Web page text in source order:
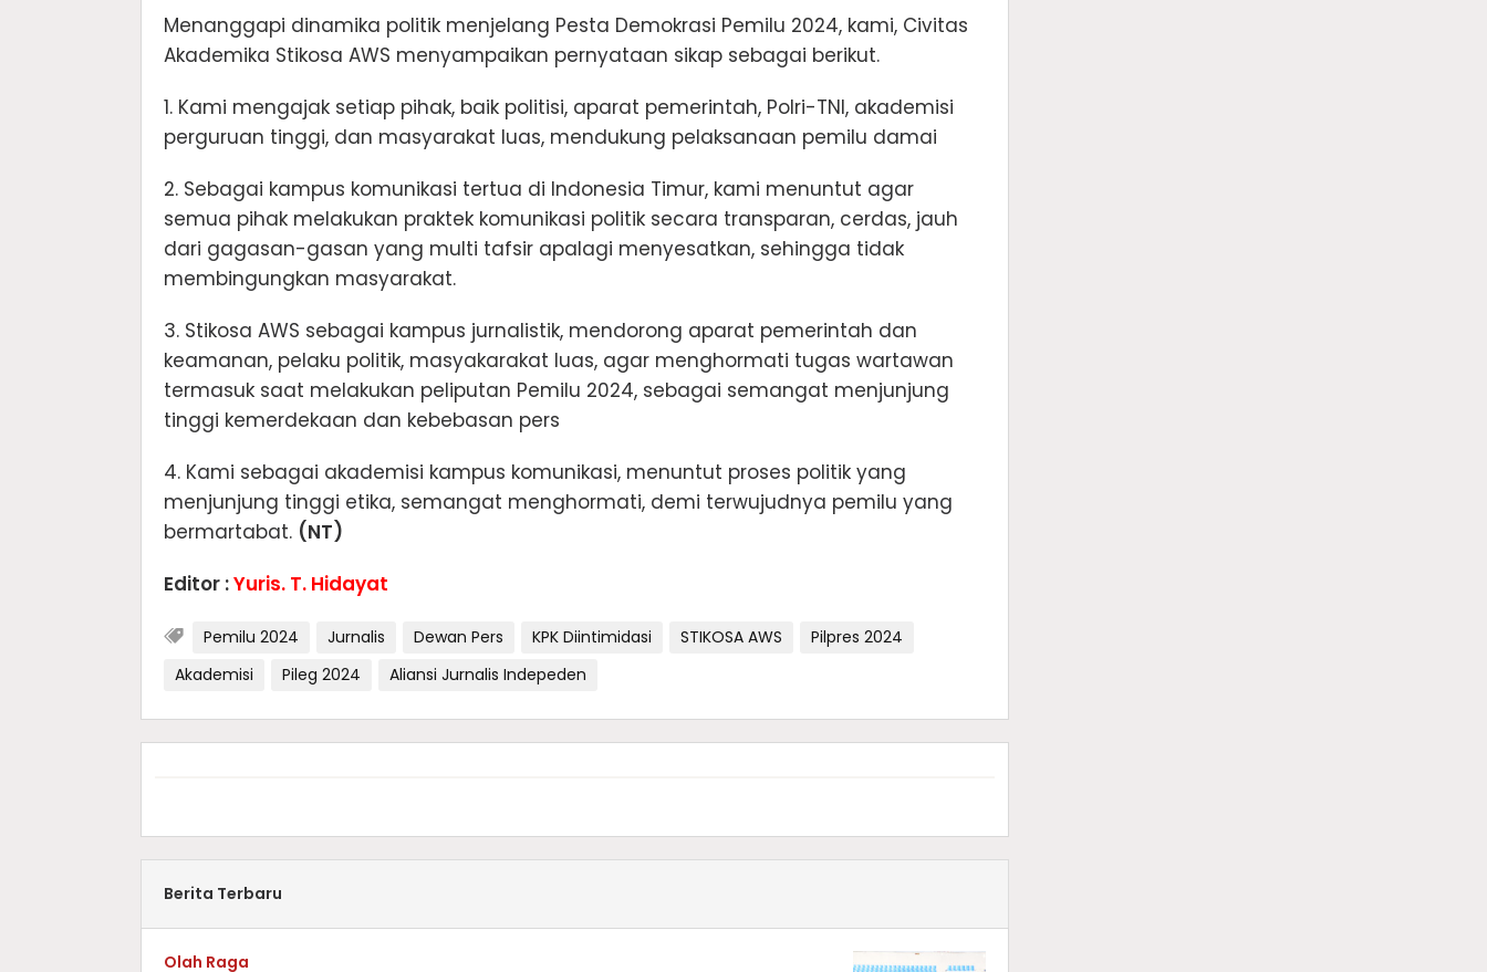
Menanggapi dinamika politik menjelang Pesta Demokrasi Pemilu 2024, kami, Civitas
Akademika Stikosa AWS menyampaikan pernyataan sikap sebagai berikut.
1. Kami mengajak setiap pihak, baik politisi, aparat pemerintah, Polri-TNI, akademisi
perguruan tinggi, dan masyarakat luas, mendukung pelaksanaan pemilu damai
2. Sebagai kampus komunikasi tertua di Indonesia Timur, kami menuntut agar
semua pihak melakukan praktek komunikasi politik secara transparan, cerdas, jauh
dari gagasan-gasan yang multi tafsir apalagi menyesatkan, sehingga tidak
membingungkan masyarakat.
3. Stikosa AWS sebagai kampus jurnalistik, mendorong aparat pemerintah dan
keamanan, pelaku politik, masyakarakat luas, agar menghormati tugas wartawan
termasuk saat melakukan peliputan Pemilu 2024, sebagai semangat menjunjung
tinggi kemerdekaan dan kebebasan pers
4. Kami sebagai akademisi kampus komunikasi, menuntut proses politik yang
menjunjung tinggi etika, semangat menghormati, demi terwujudnya pemilu yang
bermartabat. (NT)
Editor :Yuris. T. Hidayat
Pemilu 2024 Jurnalis Dewan Pers KPK Diintimidasi STIKOSA AWS
Pilpres 2024
Akademisi
Pileg 2024 Aliansi Jurnalis Indepeden
Berita Terbaru
Olah Raga